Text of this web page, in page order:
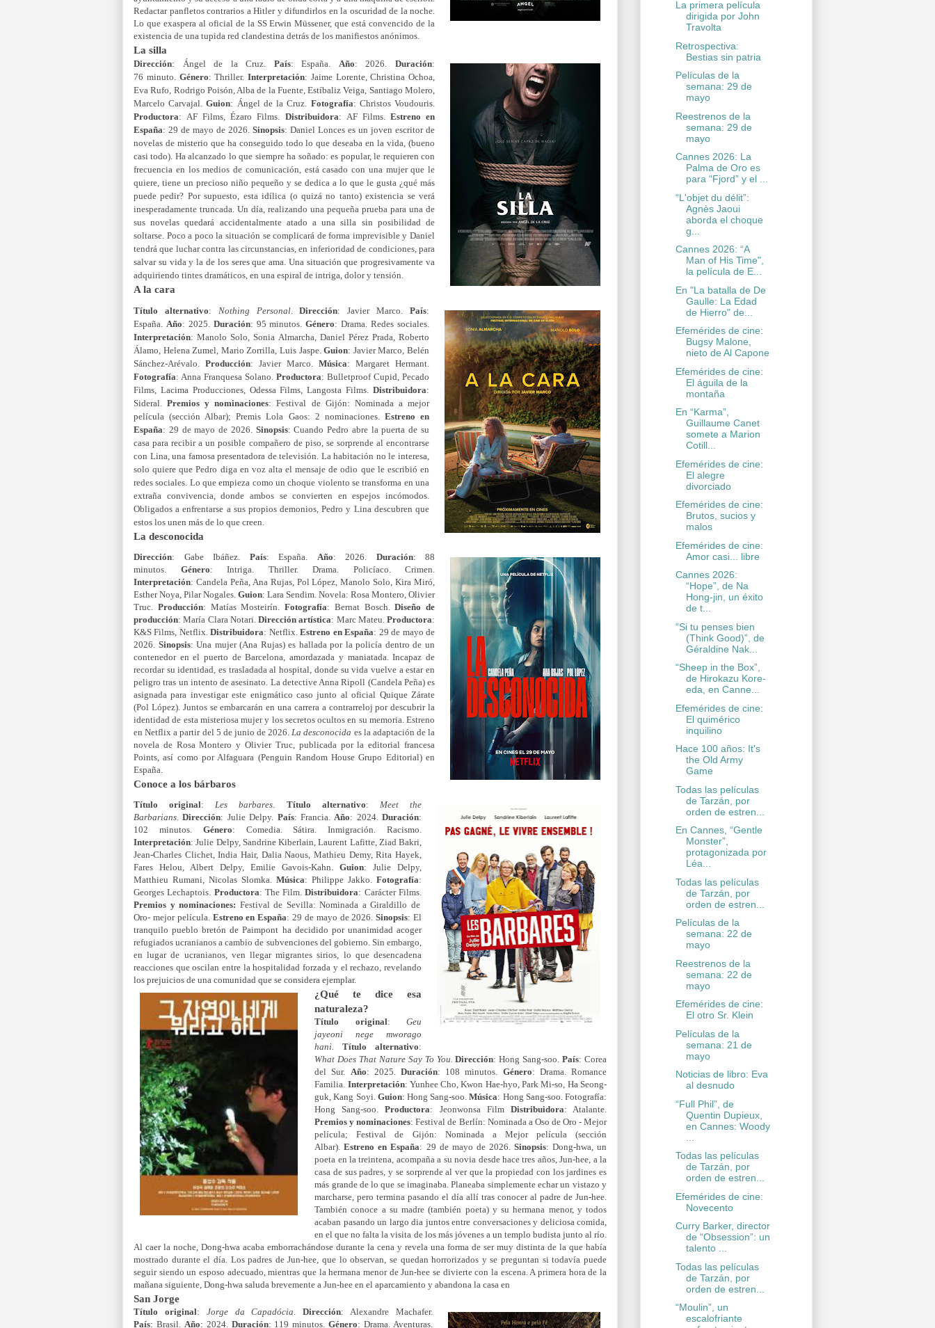
Redactar panfletos contrarios a Hitler y difundirlos en la oscuridad de la noche.
Lo que exaspera al oficial de la SS Erwin Müssener, que está convencido de la
existencia de una tupida red clandestina detrás de los manifiestos anónimos.
La silla
Dirección: Ángel de la Cruz. País:España. Año:2026.Duración:
76 minuto. Género:Thriller. Interpretación: Jaime Lorente, Christina Ochoa,
Eva Rufo, Rodrigo Poisón, Alba de la Fuente, Estíbaliz Veiga, Santiago Molero,
Marcelo Carvajal.Guion: Ángel de la Cruz. Fotografía: Christos Voudouris.
Productora: AF Films, Ézaro Films. Distribuidora: AF Films. Estreno en
España: 29 de mayo de 2026. Sinopsis: Daniel Lonces es un joven escritor de
novelas de misterio que ha conseguido todo lo que deseaba en la vida, (bueno
casi todo). Ha alcanzado lo que siempre ha soñado: es popular, le requieren con
frecuencia en los medios de comunicación, está casado con una mujer que le
quiere, tiene un precioso niño pequeño y se dedica a lo que le gusta ¿qué más
puede pedir? Por supuesto, esta idílica (o quizá no tanto) existencia se verá
inesperadamente truncada. Un día, realizando una pequeña prueba para una de
sus novelas quedará accidentalmente atado a una silla sin posibilidad de
soltarse. Poco a poco la situación se complicará de forma imprevisible y Daniel
tendrá que luchar contra las circunstancias, en inferioridad de condiciones, para
salvar su vida y la de los seres que ama. Una situación que progresivamente va
adquiriendo tintes dramáticos, en una espiral de intriga, dolor y tensión.
A la cara
Título alternativo: Nothing Personal.Dirección: Javier Marco.País:
España. Año: 2025. Duración: 95 minutos.Género: Drama. Redes sociales.
Interpretación:Manolo Solo, Sonia Almarcha, Daniel Pérez Prada, Roberto
Álamo, Helena Zumel, Mario Zorrilla, Luis Jaspe.Guion: Javier Marco, Belén
Sánchez-Arévalo. Producción: Javier Marco. Música: Margaret Hermant.
Fotografía: Anna Franquesa Solano. Productora: Bulletproof Cupid, Pecado
Films, Lacima Producciones, Odessa Films, Langosta Films.Distribuidora:
Sideral.Premios y nominaciones: Festival de Gijón: Nominada a mejor
película (sección Albar);Premis Lola Gaos: 2 nominaciones. Estreno en
España: 29 de mayo de 2026. Sinopsis: Cuando Pedro abre la puerta de su
casa para recibir a un posible compañero de piso, se sorprende al encontrarse
con Lina, una famosa presentadora de televisión. La habitación no le interesa,
solo quiere que Pedro diga en voz alta el mensaje de odio que le escribió en
redes sociales. Lo que empieza como un choque violento se transforma en una
extraña convivencia, donde ambos se convierten en espejos incómodos.
Obligados a enfrentarse a sus propios demonios, Pedro y Lina descubren que
estos los unen más de lo que creen.
La desconocida
Dirección: Gabe Ibáñez. País: España. Año: 2026. Duración: 88
minutos. Género: Intriga. Thriller. Drama. Policíaco. Crimen.
Interpretación: Candela Peña, Ana Rujas, Pol López, Manolo Solo, Kira Miró,
Esther Noya, Pilar Nogales. Guion: Lara Sendim. Novela: Rosa Montero, Olivier
Truc. Producción: Matías Mosteirín. Fotografía: Bernat Bosch.Diseño de
producción: María Clara Notari. Dirección artística: Marc Mateu. Productora:
K&S Films, Netflix.Distribuidora: Netflix.Estreno en España: 29 de mayo de
2026. Sinopsis: Una mujer (Ana Rujas) es hallada por la policía dentro de un
contenedor en el puerto de Barcelona, amordazada y maniatada. Incapaz de
recordar su identidad, es trasladada al hospital, donde su vida vuelve a estar en
peligro tras un intento de asesinato. La detective Anna Ripoll (Candela Peña) es
asignada para investigar este enigmático caso junto al oficial Quique Zárate
(Pol López). Juntos se embarcarán en una carrera a contrarreloj por descubrir la
identidad de esta misteriosa mujer y los secretos ocultos en su memoria. Estreno
en Netflix a partir del 5 de junio de 2026. La desconocida es la adaptación de la
novela de Rosa Montero y Olivier Truc, publicada por la editorial francesa
Points, así como por Alfaguara (Penguin Random House Grupo Editorial) en
España.
Conoce a los bárbaros
Título original: Les barbares Título alternativo: Meet the
Barbarians .Dirección: Julie Delpy. País: Francia. Año: 2024. Duración:
102 minutos. Género: Comedia. Sátira. Inmigración. Racismo.
Interpretación: Julie Delpy, Sandrine Kiberlain, Laurent Lafitte, Ziad Bakri,
Jean-Charles Clichet, India Hair, Dalia Naous, Mathieu Demy, Rita Hayek,
Fares Helou, Albert Delpy, Emilie Gavois-Kahn. Guion: Julie Delpy,
Matthieu Rumani, Nicolas Slomka. Música: Philippe Jakko. Fotografía:
Georges Lechaptois. Productora: The Film.Distribuidora: Carácter Films.
Premios y nominaciones: Festival de Sevilla: Nominada a Giraldillo de
Oro- mejor película. Estreno en España: 29 de mayo de 2026.Sinopsis: El
tranquilo pueblo bretón de Paimpont ha decidido por unanimidad acoger
refugiados ucranianos a cambio de subvenciones del gobierno. Sin embargo,
en lugar de ucranianos, ven llegar migrantes sirios, lo que desencadena
reacciones que oscilan entre la hospitalidad forzada y el rechazo, revelando
los prejuicios de una comunidad que se considera ejemplar.
¿Qué te dice esa
naturaleza?
Título original:Geu
jayeoni nege mworago
hani.
Título alternativo:
What Does That Nature Say To You. Dirección: Hong Sang-soo.País: Corea
del Sur. Año: 2025.Duración: 108 minutos. Género: Drama. Romance
Familia. Interpretación: Yunhee Cho, Kwon Hae-hyo, Park Mi-so, Ha Seong-
guk, Kang Soyi. Guion: Hong Sang-soo.Música: Hong Sang-soo. Fotografía:
Hong Sang-soo.Productora: Jeonwonsa Film Distribuidora: Atalante.
Premios y nominaciones: Festival de Berlín: Nominada a Oso de Oro - Mejor
película; Festival de Gijón: Nominada a Mejor película (sección
Albar).Estreno en España: 29 de mayo de 2026. Sinopsis: Dong-hwa, un
poeta en la treintena, acompaña a su novia desde hace tres años, Jun-hee, a la
casa de sus padres, y se sorprende al ver que la propiedad con los jardines es
más grande de lo que se imaginaba. Planeaba simplemente echar un vistazo y
marcharse, pero termina pasando el día allí tras conocer al padre de Jun-hee.
También conoce a su madre (también poeta) y su hermana menor, y todos
acaban pasando un largo dia juntos entre conversaciones y deliciosa comida,
en el que no falta la visita de los más jóvenes a un templo budista junto al río.
Al caer la noche, Dong-hwa acaba emborrachándose durante la cena y revela una forma de ser muy distinta de la que había
mostrado durante el día. Los padres de Jun-hee, que lo observan, se quedan horrorizados y se preguntan si todavía puede
seguir siendo un esposo adecuado, mientras que la hermana menor de Jun-hee se divierte con la escena. A primera hora de la
mañana siguiente, Dong-hwa saluda brevemente a Jun-hee en el aparcamiento y abandona la casa en
San Jorge
Título original: Jorge da Capadócia .Dirección: Alexandre Machafer.
País: Brasil. Año: 2024. Duración: 119 minutos.Género: Drama. Aventuras.
La primera película
dirigida por John
Travolta
Retrospectiva:
Bestias sin patria
Películas de la
semana: 29 de
mayo
Reestrenos de la
semana: 29 de
mayo
Cannes 2026: La
Palma de Oro es
para “Fjord” y el ...
“L'objet du délit”:
Agnès Jaoui
aborda el choque
g...
Cannes 2026: “A
Man of His Time",
la película de E...
En "La batalla de De
Gaulle: La Edad
de Hierro" de...
Efemérides de cine:
Bugsy Malone,
nieto de Al Capone
Efemérides de cine:
El águila de la
montaña
En “Karma”,
Guillaume Canet
somete a Marion
Cotill...
Efemérides de cine:
El alegre
divorciado
Efemérides de cine:
Brutos, sucios y
malos
Efemérides de cine:
Amor casi... libre
Cannes 2026:
“Hope”, de Na
Hong-jin, un éxito
de t...
“Si tu penses bien
(Think Good)”, de
Géraldine Nak...
“Sheep in the Box”,
de Hirokazu Kore-
eda, en Canne...
Efemérides de cine:
El quimérico
inquilino
Hace 100 años: It's
the Old Army
Game
Todas las películas
de Tarzán, por
orden de estren...
En Cannes, “Gentle
Monster”,
protagonizada por
Léa...
Todas las películas
de Tarzán, por
orden de estren...
Películas de la
semana: 22 de
mayo
Reestrenos de la
semana: 22 de
mayo
Efemérides de cine:
El otro Sr. Klein
Películas de la
semana: 21 de
mayo
Noticias de libro: Eva
al desnudo
“Full Phil”, de
Quentin Dupieux,
en Cannes: Woody
Todas las películas
de Tarzán, por
orden de estren...
Efemérides de cine:
Novecento
Curry Barker, director
de “Obsession”: un
talento ...
Todas las películas
de Tarzán, por
orden de estren...
“Moulin”, un
escalofriante